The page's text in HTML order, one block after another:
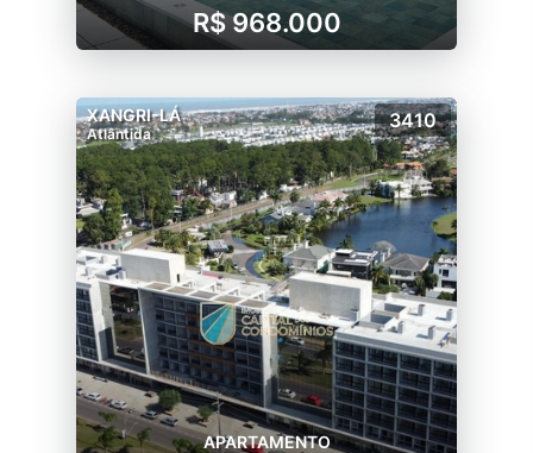
R$ 968.000
XANGRI-LÁ
Atlântida
3410
APARTAMENTO